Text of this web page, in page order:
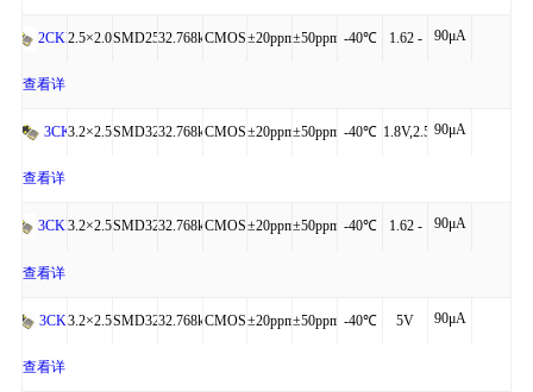
+125℃
细
2CKM2.5×2.0×0.81SMD2520-32.768kHzCMOS±20ppm±50ppm -40℃
+85℃
1.62 - 90μA
查看详
细3CK3.2×2.5×0.95SMD3225-32.768kHzCMOS±20ppm±50ppm -40℃
+125℃
1.8V,2.5V,3.3V
90μA
查看详
细
3CKM3.2×2.5×0.95SMD3225-32.768kHzCMOS±20ppm±50ppm -40℃
+85℃
1.62 - 90μA
查看详
细
3CKA3.2×2.5×0.95SMD3225-32.768kHzCMOS±20ppm±50ppm -40℃ 5V 90μA
查看详